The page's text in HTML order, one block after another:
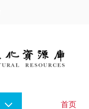
首页